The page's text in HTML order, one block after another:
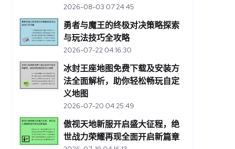
2026-08-03 07:24:45
勇者与魔王的终极对决策略探索
与玩法技巧全攻略
2026-07-22 04:16:30
冰封王座地图免费下载及安装方
法全面解析，助你轻松畅玩自定
义地图
2026-07-20 04:25:49
傲视天地新服开启盛大征程，绝
世战力荣耀再现全面开启新篇章